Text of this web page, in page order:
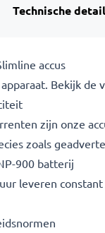
Technische
accus
Bekijk
zijn onze
zoals
900 batterij
leveren